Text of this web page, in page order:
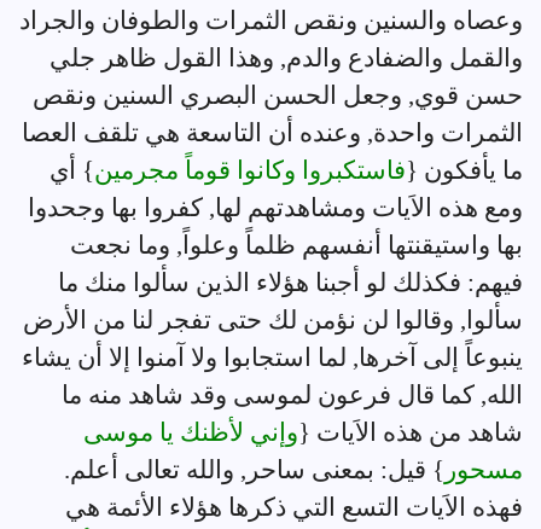
وعصاه والسنين ونقص الثمرات والطوفان والجراد
والقمل والضفادع والدم, وهذا القول ظاهر جلي
حسن قوي, وجعل الحسن البصري السنين ونقص
الثمرات واحدة, وعنده أن التاسعة هي تلقف العصا
ما يأفكون {فاستكبروا وكانوا قوماً مجرمين} أي
ومع هذه الاَيات ومشاهدتهم لها, كفروا بها وجحدوا
بها واستيقنتها أنفسهم ظلماً وعلواً, وما نجعت
فيهم: فكذلك لو أجبنا هؤلاء الذين سألوا منك ما
سألوا, وقالوا لن نؤمن لك حتى تفجر لنا من الأرض
ينبوعاً إلى آخرها, لما استجابوا ولا آمنوا إلا أن يشاء
الله, كما قال فرعون لموسى وقد شاهد منه ما
شاهد من هذه الاَيات {وإني لأظنك يا موسى
مسحور } قيل: بمعنى ساحر, والله تعالى أعلم.
فهذه الاَيات التسع التي ذكرها هؤلاء الأئمة هي